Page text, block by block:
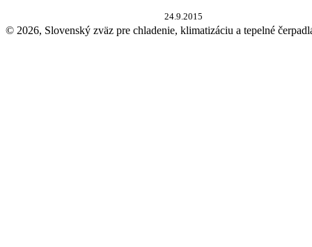
24.9.2015
© 2026, Slovenský zväz pre chladenie, klimatizáciu a tepelné